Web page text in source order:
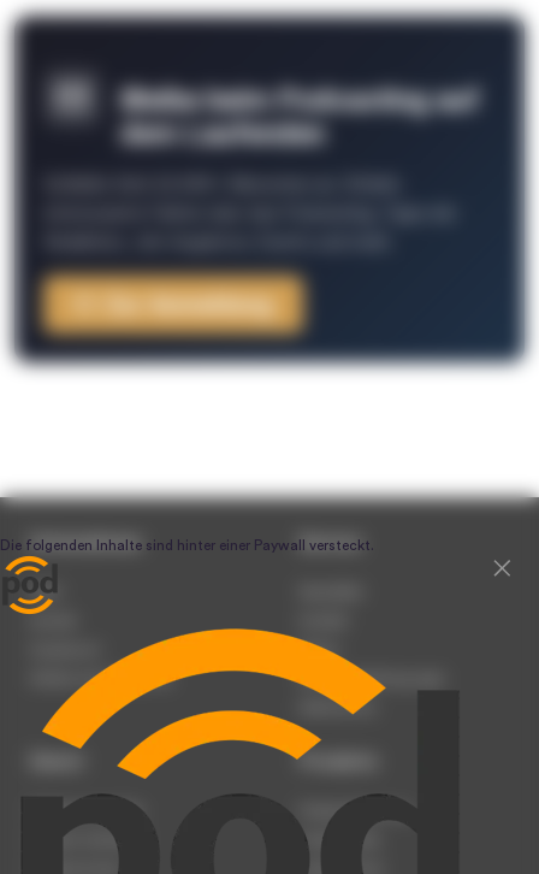
Bleibe beim Podcasting auf
dem Laufenden
Zur Anmeldung
Unternehmen
Team
Werben auf podcast.de
Service
Presse
Nutzungsbedingungen
Datenschutz
Podcast anmelden
Podcast hochladen
Podcast-Events
Produkte
Podcast-Beratung
Podcast-Jobs
Podcast-Push